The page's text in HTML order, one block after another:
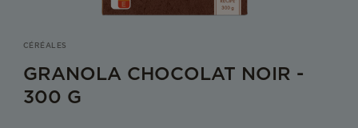
CÉRÉALES
GRANOLA CHOCOLAT NOIR -
300 G